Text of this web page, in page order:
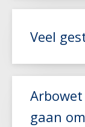
Lees
Lees
Veel
gaan